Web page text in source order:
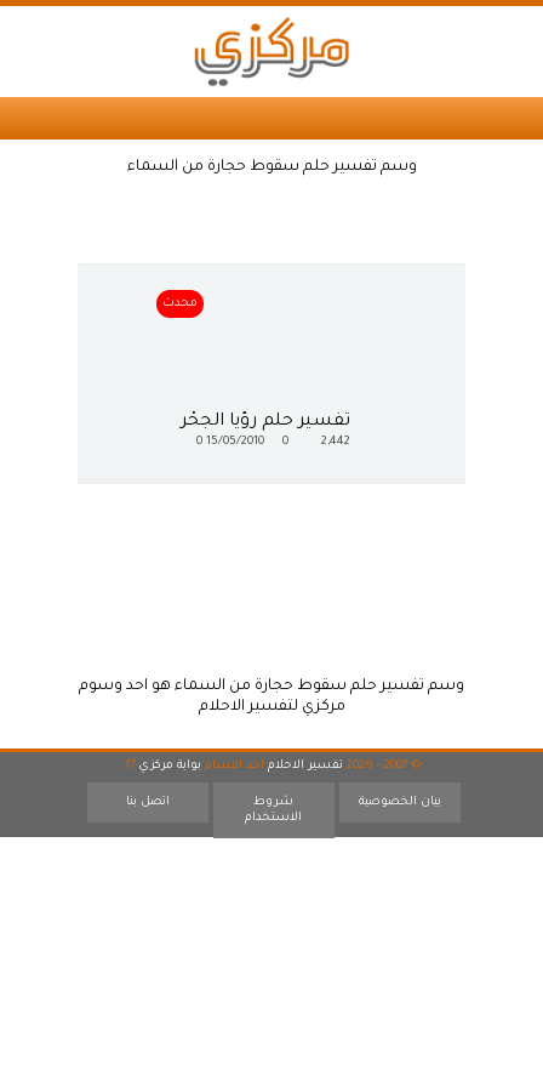
وسم تفسير حلم سقوط حجارة من السماء
محدث
تفسير حلم رؤيا الجحْر
2,442
0
15/05/2010
0
وسم تفسير حلم سقوط حجارة من السماء هو احد وسوم
مركزي لتفسير الاحلام
© 2007 - 2026 تفسير الاحلام احد اقسام بوابة مركزي 17
بيان الخصوصية
شروط
الاستخدام
اتصل بنا